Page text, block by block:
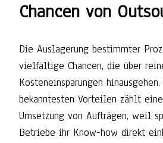
Chancen von
Die Auslagerung bestimmter
vielfältige Chancen, die über
Kosteneinsparungen
bekanntesten Vorteilen zählt
Umsetzung von Aufträgen, weil
Betriebe ihr Know-how direkt